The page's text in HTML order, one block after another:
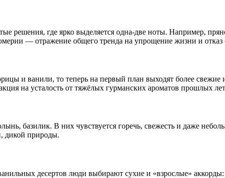
решения, где ярко выделяется одна-две ноты. Например,
— отражение общего тренда на упрощение жизни и отказ
и ванили, то теперь на первый план выходят более свежие
на усталость от тяжёлых гурманских ароматов прошлых
базилик. В них чувствуется горечь, свежесть и даже
дикой природы.
десертов люди выбирают сухие и «взрослые»